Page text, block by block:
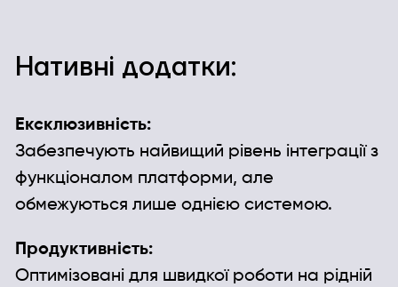
Нативні додатки:
Ексклюзивність:
Забезпечують найвищий рівень інтеграції з
функціоналом платформи, але
обмежуються лише однією системою.
Продуктивність:
Оптимізовані для швидкої роботи на рідній